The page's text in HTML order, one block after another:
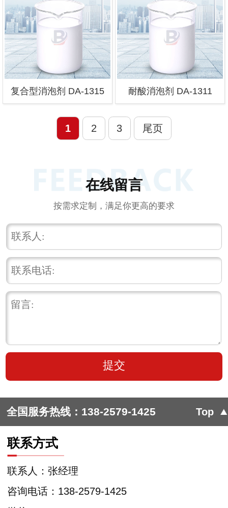
复合型消泡剂 DA-1315 耐酸消泡剂 DA-1311
1 2 3 尾页
在线留言
按需求定制，满足你更高的要求
全国服务热线： 138-2579-1425 Top
联系方式
咨询电话：138-2579-1425
联系人：张经理